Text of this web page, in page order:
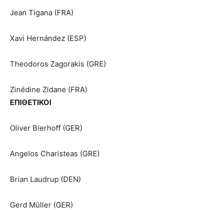
Jean Tigana (FRA)
Xavi Hernández (ESP)
Theodoros Zagorakis (GRE)
Zinédine Zidane (FRA)
ΕΠΙΘΕΤΙΚΟΙ
Oliver Bierhoff (GER)
Angelos Charisteas (GRE)
Brian Laudrup (DEN)
Gerd Müller (GER)